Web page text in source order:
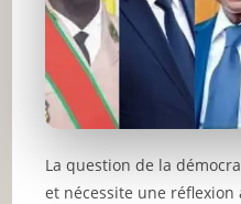
La question de la
et nécessite une